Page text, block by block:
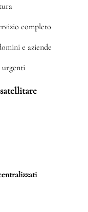
completo
e aziende